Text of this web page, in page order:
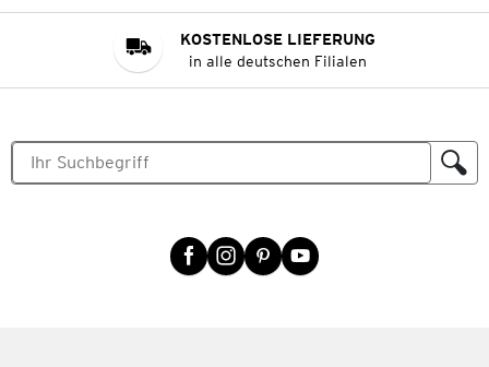
KOSTENLOSE LIEFERUNG
in alle deutschen Filialen